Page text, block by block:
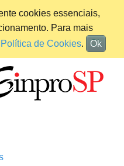
cookies essenciais,
Para mais
Política de Cookies. Ok